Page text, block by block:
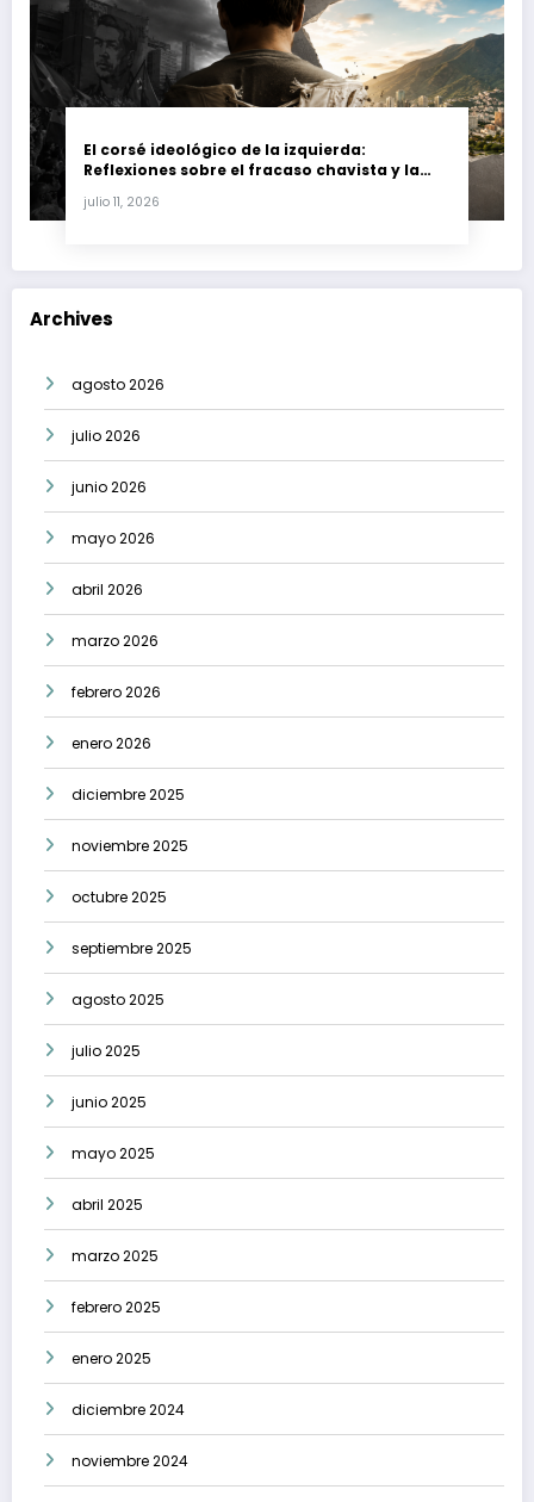
El corsé ideológico de la izquierda:
Reflexiones sobre el fracaso chavista y la
julio 11, 2026
Archives
agosto 2026
julio 2026
junio 2026
mayo 2026
abril 2026
marzo 2026
febrero 2026
enero 2026
diciembre 2025
noviembre 2025
octubre 2025
septiembre 2025
agosto 2025
julio 2025
junio 2025
mayo 2025
abril 2025
marzo 2025
febrero 2025
enero 2025
diciembre 2024
noviembre 2024